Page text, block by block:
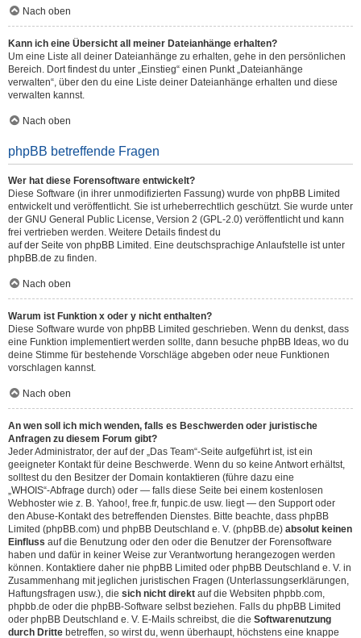
Nach oben
Kann ich eine Übersicht all meiner Dateianhänge erhalten?
Um eine Liste all deiner Dateianhänge zu erhalten, gehe in den persönlichen
Bereich. Dort findest du unter „Einstieg“ einen Punkt „Dateianhänge
verwalten“, über den du eine Liste deiner Dateianhänge erhalten und diese
verwalten kannst.
Nach oben
phpBB betreffende Fragen
Wer hat diese Forensoftware entwickelt?
Diese Software (in ihrer unmodifizierten Fassung) wurde von phpBB Limited
entwickelt und veröffentlicht. Sie ist urheberrechtlich geschützt. Sie wurde unter
der GNU General Public License, Version 2 (GPL-2.0) veröffentlicht und kann
frei vertrieben werden. Weitere Details findest du
auf der Seite von phpBB Limited . Eine deutschsprachige Anlaufstelle ist unter
phpBB.de zu finden.
Nach oben
Warum ist Funktion x oder y nicht enthalten?
Diese Software wurde von phpBB Limited geschrieben. Wenn du denkst, dass
eine Funktion implementiert werden sollte, dann besuche phpBB Ideas, wo du
deine Stimme für bestehende Vorschläge abgeben oder neue Funktionen
vorschlagen kannst.
Nach oben
An wen soll ich mich wenden, falls es Beschwerden oder juristische
Anfragen zu diesem Forum gibt?
Jeder Administrator, der auf der „Das Team“-Seite aufgeführt ist, ist ein
geeigneter Kontakt für deine Beschwerde. Wenn du so keine Antwort erhältst,
solltest du den Besitzer der Domain kontaktieren (führe dazu eine
„WHOIS“-Abfrage durch) oder — falls diese Seite bei einem kostenlosen
Webhoster wie z. B. Yahoo!, free.fr, funpic.de usw. liegt — den Support oder
den Abuse-Kontakt des betreffenden Dienstes. Bitte beachte, dass phpBB
Limited (phpBB.com) und phpBB Deutschland e. V. (phpBB.de) absolut keinen
Einfluss auf die Benutzung oder den oder die Benutzer der Forensoftware
haben und dafür in keiner Weise zur Verantwortung herangezogen werden
können. Kontaktiere daher nie phpBB Limited oder phpBB Deutschland e. V. in
Zusammenhang mit jeglichen juristischen Fragen (Unterlassungserklärungen,
Haftungsfragen usw.), die sich nicht direkt auf die Websiten phpbb.com,
phpbb.de oder die phpBB-Software selbst beziehen. Falls du phpBB Limited
oder phpBB Deutschland e. V. E-Mails schreibst, die die Softwarenutzung
durch Dritte betreffen, so wirst du, wenn überhaupt, höchstens eine knappe